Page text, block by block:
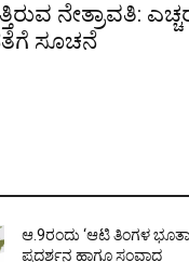
ನೇತ್ರಾವತಿ:
ಸೂಚನೆ
ಆ.9ರಂದು ‘ಆಟಿ ತಿಂಗಳ
ಪ್ರದರ್ಶನ ಹಾಗೂ ಸಂವಾದ